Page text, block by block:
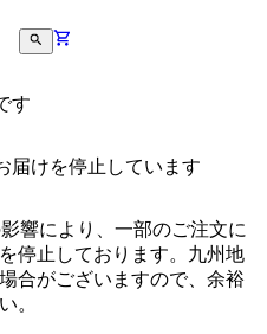
す
届けを停止しています
響により、一部のご注文に
停止しております。九州地
合がございますので、余裕
。